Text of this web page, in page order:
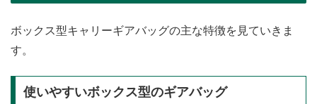
ボックス型キャリーギアバッグの主な特徴を見ていきま
す。
使いやすいボックス型のギアバッグ